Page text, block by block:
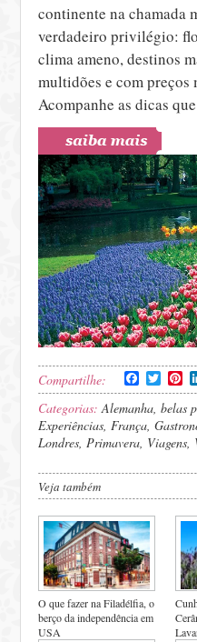
continente na chamada
verdadeiro privilégio:
clima ameno, destinos
multidões e com preços
Acompanhe as dicas
Compartilhe: Facebook
Categorias:Alemanha,belas
Experiências,França,
Londres,Primavera, Viagens,
Veja também
O que fazer na Filadélfia, o
berço da independência em
USA